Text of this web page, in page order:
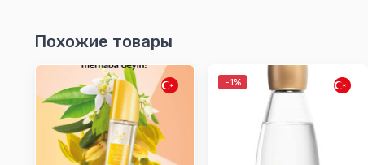
Похожие товары
-1%